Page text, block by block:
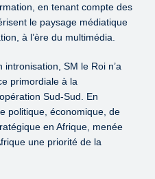
en tenant compte des
le paysage médiatique
à l’ère du multimédia.
SM le Roi n’a
primordiale à la
Sud-Sud. En
politique, économique, de
en Afrique, menée
une priorité de la